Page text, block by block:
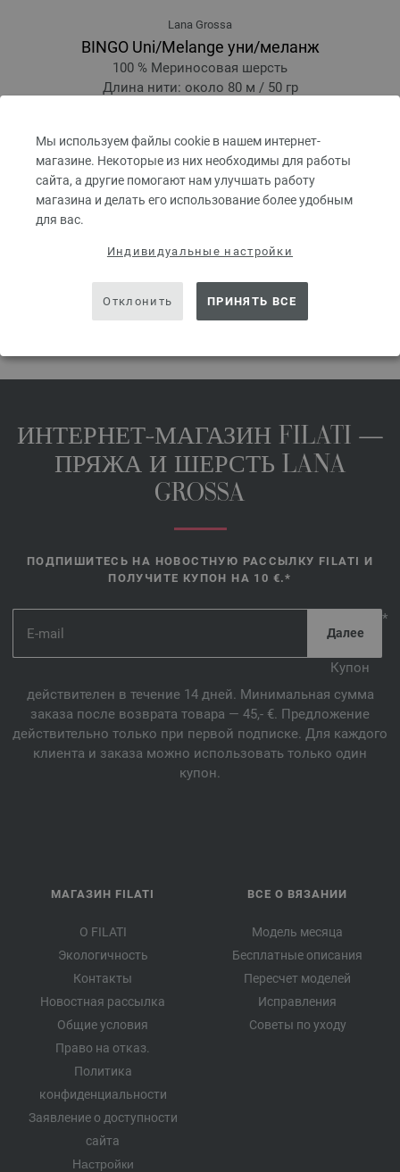
Мы используем файлы cookie в нашем интернет-
магазине. Некоторые из них необходимы для работы
сайта, а другие помогают нам улучшать работу
магазина и делать его использование более удобным
для вас.
Индивидуальные настройки
Отклонить ПРИНЯТЬ ВСЕ
Lana Grossa
BINGO Uni/Melange уни/меланж
100 % Мериносовая шерсть
Длина нити: около 80 м / 50 гр
4,27 $РРЦ: 6,52 $
без НДС, без учета стоимости доставки, Цена за единицу:73,40 € / kg
prev next
ПОДЕЛИТЬСЯ ЭТОЙ СТРАНИЦЕЙ
ИНТЕРНЕТ-МАГАЗИН FILATI —
ПРЯЖА И ШЕРСТЬ LANA
GROSSA
ПОДПИШИТЕСЬ НА НОВОСТНУЮ РАССЫЛКУ FILATI И
ПОЛУЧИТЕ КУПОН НА 10 €.*
*
Купон
действителен в течение 14 дней. Минимальная сумма
заказа после возврата товара — 45,- €. Предложение
действительно только при первой подписке. Для каждого
клиента и заказа можно использовать только один
купон.
МАГАЗИН FILATI
О FILATI
Экологичность
Контакты
Новостная рассылка
Общие условия
Право на отказ.
Политика
конфиденциальности
Заявление о доступности
сайта
Настройки
ВСЕ О ВЯЗАНИИ
Модель месяца
Бесплатные описания
Пересчет моделей
Исправления
Советы по уходу